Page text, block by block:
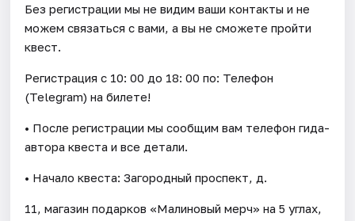
Без регистрации мы не видим ваши контакты и не
можем связаться с вами, а вы не сможете пройти
квест.
Регистрация с 10: 00 до 18: 00 по: Телефон
(Telegram) на билете!
• После регистрации мы сообщим вам телефон гида-
автора квеста и все детали.
• Начало квеста: Загородный проспект, д.
11, магазин подарков «Малиновый мерч» на 5 углах,